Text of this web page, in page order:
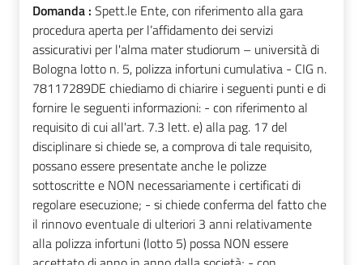
Domanda : Spett.le Ente, con riferimento alla gara
procedura aperta per l’affidamento dei servizi
assicurativi per l'alma mater studiorum – università di
Bologna lotto n. 5, polizza infortuni cumulativa - CIG n.
78117289DE chiediamo di chiarire i seguenti punti e di
fornire le seguenti informazioni: - con riferimento al
requisito di cui all'art. 7.3 lett. e) alla pag. 17 del
disciplinare si chiede se, a comprova di tale requisito,
possano essere presentate anche le polizze
sottoscritte e NON necessariamente i certificati di
regolare esecuzione; - si chiede conferma del fatto che
il rinnovo eventuale di ulteriori 3 anni relativamente
alla polizza infortuni (lotto 5) possa NON essere